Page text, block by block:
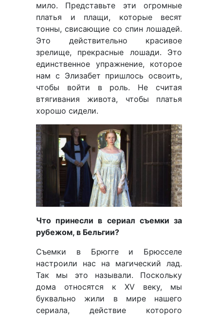
мило. Представьте эти огромные
платья и плащи, которые весят
тонны, свисающие со спин лошадей.
Это действительно красивое
зрелище, прекрасные лошади. Это
единственное упражнение, которое
нам с Элизабет пришлось освоить,
чтобы войти в роль. Не считая
втягивания живота, чтобы платья
хорошо сидели.
Что принесли в сериал съемки за
рубежом, в Бельгии?
Съемки в Брюгге и Брюсселе
настроили нас на магический лад.
Так мы это называли. Поскольку
дома относятся к XV веку, мы
буквально жили в мире нашего
сериала, действие которого